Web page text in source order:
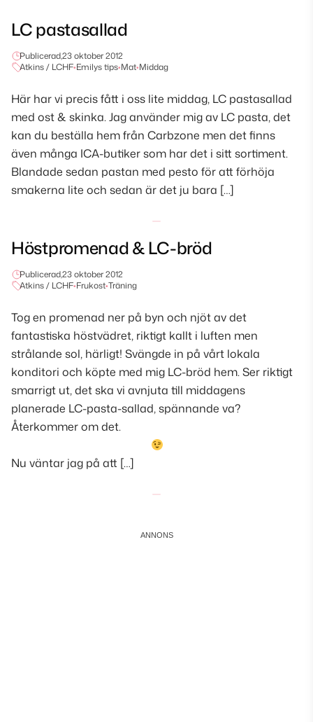
LC pastasallad
Publicerad,23 oktober 2012
Atkins / LCHF•Emilys tips•Mat•Middag
Här har vi precis fått i oss lite middag, LC pastasallad
med ost & skinka. Jag använder mig av LC pasta, det
kan du beställa hem från Carbzone men det finns
även många ICA-butiker som har det i sitt sortiment.
Blandade sedan pastan med pesto för att förhöja
smakerna lite och sedan är det ju bara […]
Höstpromenad & LC-bröd
Publicerad,23 oktober 2012
Atkins / LCHF•Frukost•Träning
Tog en promenad ner på byn och njöt av det
fantastiska höstvädret, riktigt kallt i luften men
strålande sol, härligt! Svängde in på vårt lokala
konditori och köpte med mig LC-bröd hem. Ser riktigt
smarrigt ut, det ska vi avnjuta till middagens
planerade LC-pasta-sallad, spännande va?
Återkommer om det.
Nu väntar jag på att […]